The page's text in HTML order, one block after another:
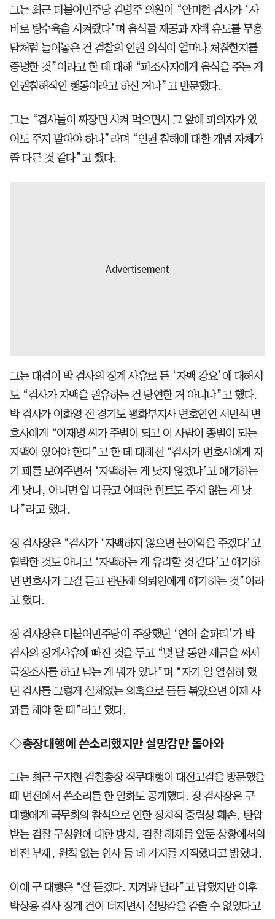
그는 최근 더불어민주당 김병주 의원이 “안미현 검사가 ‘사
비로 탕수육을 시켜줬다’며 음식물 제공과 자백 유도를 무용
담처럼 늘어놓은 건 검찰의 인권 의식이 얼마나 처참한지를
증명한 것”이라고 한 데 대해 “피조사자에게 음식을 주는 게
인권침해적인 행동이라고 하신 거냐”고 반문했다.
그는 “검사들이 짜장면 시켜 먹으면서 그 앞에 피의자가 있
어도 주지 말아야 하나”라며 “인권 침해에 대한 개념 자체가
좀 다른 것 같다”고 했다.
그는 대검이 박 검사의 징계 사유로 든 ‘자백 강요’에 대해서
도 “검사가 자백을 권유하는 건 당연한 거 아니냐”고 했다.
박 검사가 이화영 전 경기도 평화부지사 변호인인 서민석 변
호사에게 “이재명 씨가 주범이 되고 이 사람이 종범이 되는
자백이 있어야 한다”고 한 데 대해선 “검사가 변호사에게 자
기 패를 보여주면서 ‘자백하는 게 낫지 않겠냐’고 얘기하는
게 낫나, 아니면 입 다물고 어떠한 힌트도 주지 않는 게 낫
나”라고 했다.
정 검사장은 “검사가 ‘자백하지 않으면 불이익을 주겠다’고
협박한 것도 아니고 ‘자백하는 게 유리할 것 같다’고 얘기하
면 변호사가 그걸 듣고 판단해 의뢰인에게 얘기하는 것”이라
고 했다.
정 검사장은 더불어민주당이 주장했던 ‘연어 술파티’가 박
검사의 징계사유에 빠진 것을 두고 “몇 달 동안 세금을 써서
국정조사를 하고 남는 게 뭐가 있나”며 “자기 일 열심히 했
던 검사를 그렇게 실체없는 의혹으로 들들 볶았으면 이제 사
과를 해야 할 때”라고 했다.
◇총장대행에 쓴소리했지만 실망감만 돌아와
그는 최근 구자현 검찰총장 직무대행이 대전고검을 방문했을
때 면전에서 쓴소리를 한 일화도 공개했다. 정 검사장은 구
대행에게 국무회의 참석으로 인한 정치적 중립성 훼손, 탄압
받는 검찰 구성원에 대한 방치, 검찰 해체를 앞둔 상황에서의
비전 부재, 원칙 없는 인사 등 네 가지를 지적했다고 밝혔다.
이에 구 대행은 “잘 듣겠다. 지켜봐 달라”고 답했지만 이후
박상용 검사 징계 건이 터지면서 실망감을 감출 수 없었다고